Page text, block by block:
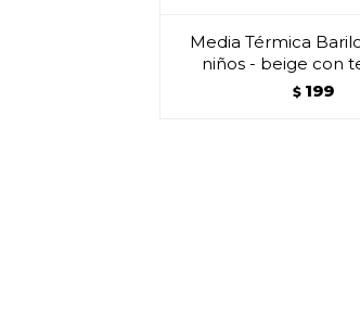
Media Térmica
niños - beige con
$ 199